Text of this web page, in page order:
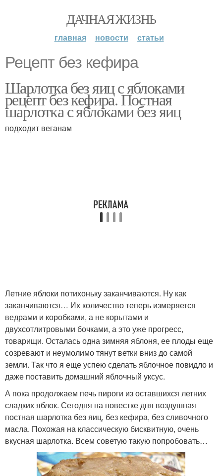
ДАЧНАЯ ЖИЗНЬ
главная новости статьи
Рецепт без кефира
Шарлотка без яиц с яблоками
рецепт без кефира. Постная
шарлотка с яблоками без яиц
подходит веганам
Летние яблоки потихоньку заканчиваются. Ну как
заканчиваются… Их количество теперь измеряется
ведрами и коробками, а не корытами и
двухсотлитровыми бочками, а это уже прогресс,
товарищи. Осталась одна зимняя яблоня, ее плоды еще
созревают и неумолимо тянут ветки вниз до самой
земли. Так что я еще успею сделать яблочное повидло и
даже поставить домашний яблочный уксус.
А пока продолжаем печь пироги из оставшихся летних
сладких яблок. Сегодня на повестке дня воздушная
постная шарлотка без яиц, без кефира, без сливочного
масла. Похожая на классическую бисквитную, очень
вкусная шарлотка. Всем советую такую попробовать…